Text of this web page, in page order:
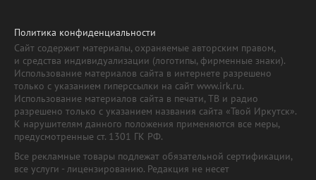
Политика конфиденциальности
Сайт содержит материалы, охраняемые авторским правом,
и средства индивидуализации (логотипы, фирменные знаки).
Использование материалов сайта в интернете разрешено
только с указанием гиперссылки на сайт www.irk.ru.
Использование материалов сайта в печати, ТВ и радио
разрешено только с указанием названия сайта «Твой Иркутск».
К нарушителям данного положения применяются все меры,
предусмотренные ст. 1301 ГК РФ.
Все рекламные товары подлежат обязательной сертификации,
все услуги - лицензированию. Редакция не несет